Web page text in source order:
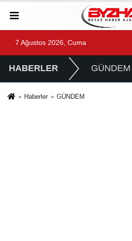
7 Ağustos 2026, Cuma
HABERLER GÜNDEM
Haberler GÜNDEM